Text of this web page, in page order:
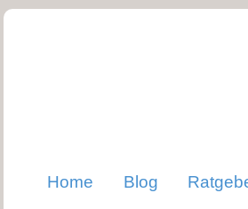
Home Blog